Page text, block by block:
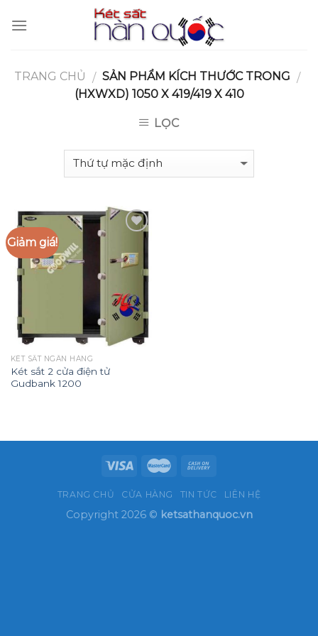
TRANG CHỦ / SẢN PHẨM KÍCH THƯỚC TRONG /
(HXWXD) 1050 X 419/419 X 410
LỌC
Giảm giá!
Wishlist
KÉT SẮT NGÂN HÀNG
Két sắt 2 cửa điện tử
Gudbank 1200
TRANG CHỦ CỬA HÀNG TIN TỨC LIÊN HỆ
Copyright 2026 © ketsathanquoc.vn